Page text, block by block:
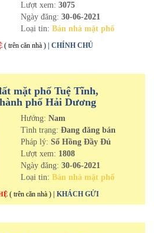
Lượt xem: 3075
Ngày đăng: 30-06-2021
Loại tin: Bán nhà mặt phố
( trên căn nhà ) | CHÍNH CHỦ
mặt phố Tuệ Tĩnh,
phố Hải Dương
Hướng: Nam
Tình trạng: Đang đăng bán
Pháp lý: Sổ Hồng Đầy Đủ
Lượt xem: 1808
Ngày đăng: 30-06-2021
Loại tin: Bán nhà mặt phố
( trên căn nhà ) | KHÁCH GỬI